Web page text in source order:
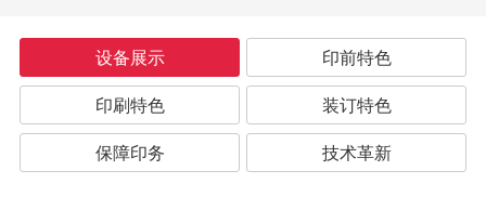
设备展示
印前特色
印刷特色
装订特色
保障印务
技术革新